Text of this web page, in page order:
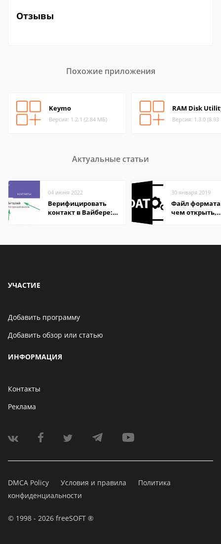
Отзывы
Похожие приложения
Keymo
Версия: 1.2.1 (2.84 МБ)
RAM Disk
Версия: 1.3.0
Актуальные статьи
04 июня 2022
Верифицировать
контакт в Вайбере:
30 января 2019
Файл формата
чем открыть,
УЧАСТИЕ
Добавить программу
Добавить обзор или статью
ИНФОРМАЦИЯ
Контакты
Реклама
DMCA Policy Условия и правила
Политика
конфиденциальности
© 1998 - 2026 freeSOFT ®